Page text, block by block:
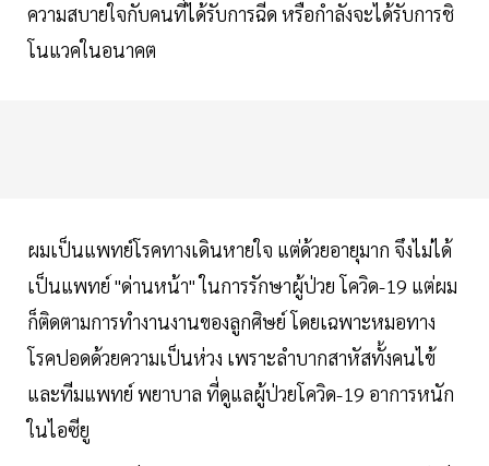
ความสบายใจกับคนที่ได้รับการฉีด หรือกำลังจะได้รับการชิ
โนแวคในอนาคต
ผมเป็นแพทย์โรคทางเดินหายใจ แต่ด้วยอายุมาก จึงไม่ได้
เป็นแพทย์ "ด่านหน้า" ในการรักษาผู้ป่วย โควิด-19 แต่ผม
ก็ติดตามการทำงานงานของลูกศิษย์ โดยเฉพาะหมอทาง
โรคปอดด้วยความเป็นห่วง เพราะลำบากสาหัสทั้งคนไข้
และทีมแพทย์ พยาบาล ที่ดูแลผู้ป่วยโควิด-19 อาการหนัก
ในไอซียู